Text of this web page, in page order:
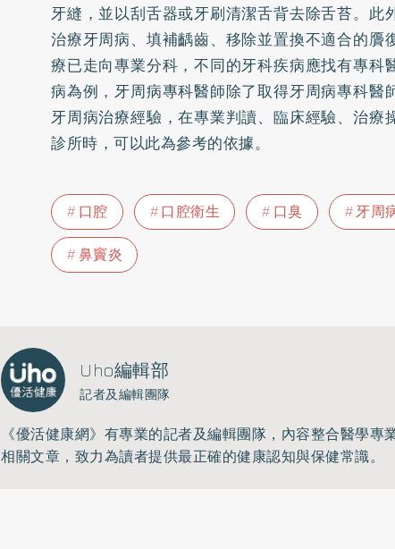
牙縫，並以刮舌器或牙刷清潔舌背去除舌苔。此
治療牙周病、填補齲齒、移除並置換不適合的贗
療已走向專業分科，不同的牙科疾病應找有專科
病為例，牙周病專科醫師除了取得牙周病專科醫
牙周病治療經驗，在專業判讀、臨床經驗、治療
診所時，可以此為參考的依據。
口腔 口腔衛生 口臭 牙周
鼻竇炎
Uho編輯部
記者及編輯團隊
《優活健康網》有專業的記者及編輯團隊，內容整合醫學
相關文章，致力為讀者提供最正確的健康認知與保健常識。